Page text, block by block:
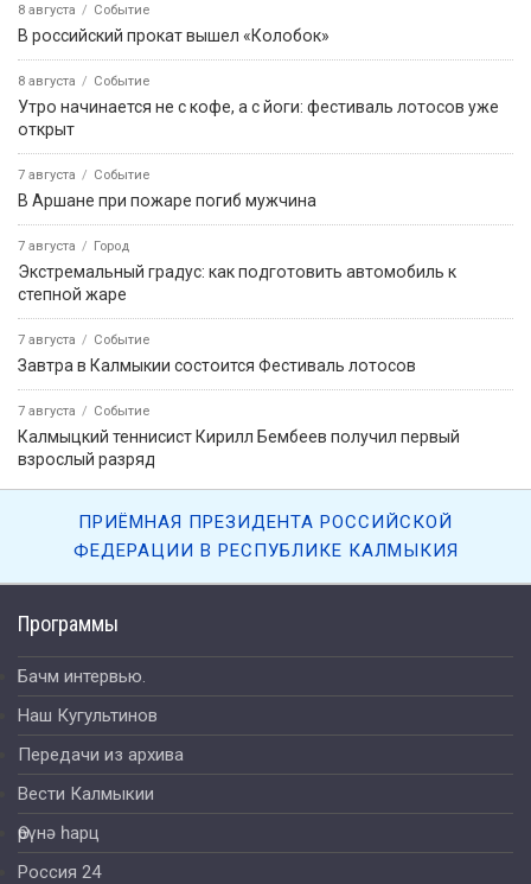
Программы
Бачм интервью.
Наш Кугультинов
Передачи из архива
Вести Калмыкии
Өрүнә һарц
Россия 24
8 августа Событие
В российский прокат вышел «Колобок»
8 августа Событие
Утро начинается не с кофе, а с йоги: фестиваль лотосов уже
открыт
7 августа Событие
В Аршане при пожаре погиб мужчина
7 августа Город
Экстремальный градус: как подготовить автомобиль к
степной жаре
7 августа Событие
Завтра в Калмыкии состоится Фестиваль лотосов
7 августа Событие
Калмыцкий теннисист Кирилл Бембеев получил первый
взрослый разряд
ПРИЁМНАЯ ПРЕЗИДЕНТА РОССИЙСКОЙ
ФЕДЕРАЦИИ В РЕСПУБЛИКЕ КАЛМЫКИЯ